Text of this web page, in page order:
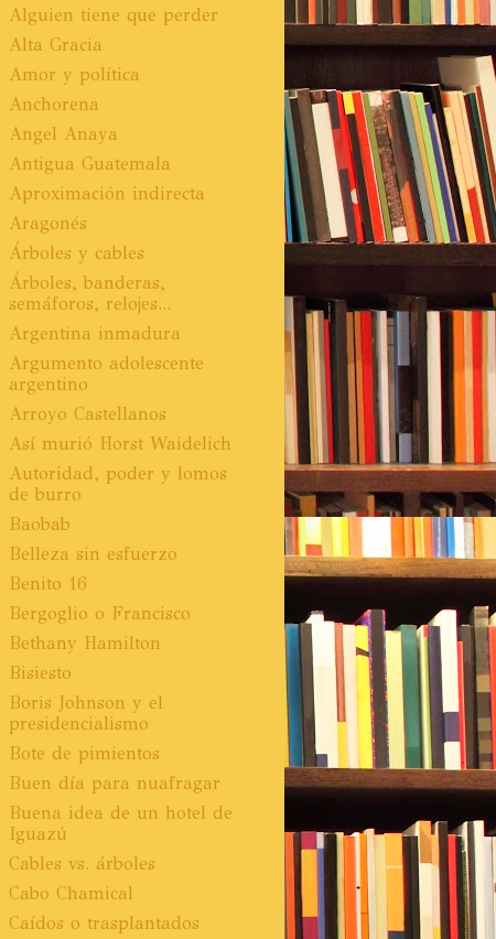
Alguien tiene que perder
Alta Gracia
Amor y política
Anchorena
Angel Anaya
Antigua Guatemala
Aproximación indirecta
Aragonés
Árboles y cables
Árboles, banderas,
semáforos, relojes...
Argentina inmadura
Argumento adolescente
argentino
Arroyo Castellanos
Así murió Horst Waidelich
Autoridad, poder y lomos
de burro
Baobab
Belleza sin esfuerzo
Benito 16
Bergoglio o Francisco
Bethany Hamilton
Bisiesto
Boris Johnson y el
presidencialismo
Bote de pimientos
Buen día para nuafragar
Buena idea de un hotel de
Iguazú
Cables vs. árboles
Cabo Chamical
Caídos o trasplantados